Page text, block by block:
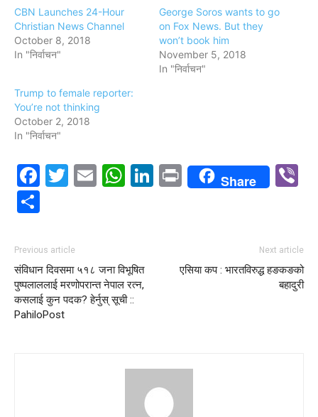
CBN Launches 24-Hour
Christian News Channel
October 8, 2018
In "निर्वाचन"
George Soros wants to go
on Fox News. But they
won’t book him
November 5, 2018
In "निर्वाचन"
Trump to female reporter:
You’re not thinking
October 2, 2018
In "निर्वाचन"
Facebook
Twitter
EmailWhatsApp
LinkedIn
PrintShare
Previous article
संविधान दिवसमा ५१८ जना विभूषित
पुष्पलाललाई मरणोपरान्त नेपाल रत्न,
कसलाई कुन पदक? हेर्नुस् सूची ::
PahiloPost
Next article
एसिया कप : भारतविरुद्ध हङकङको
बहादुरी